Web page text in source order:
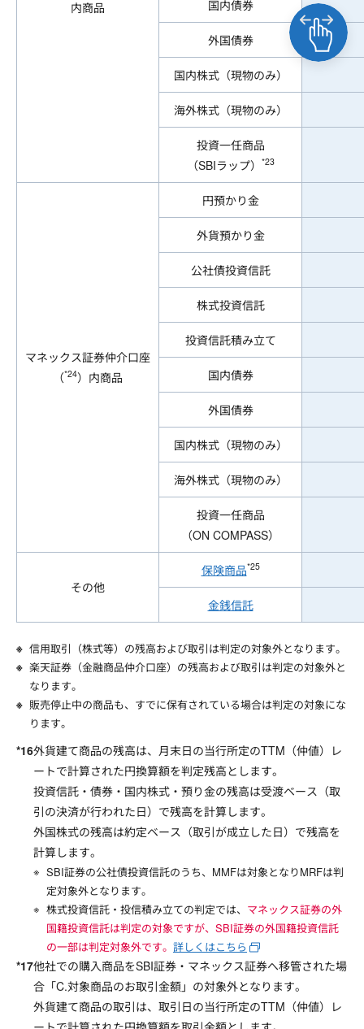
内商品 国内債券
外国債券
国内株式（現物のみ）
海外株式（現物のみ）
投資一任商品
（SBIラップ） *23
マネックス証券仲介口座
（*24）内商品
円預かり金
外貨預かり金
公社債投資信託
株式投資信託
投資信託積み立て
国内債券
外国債券
国内株式（現物のみ）
海外株式（現物のみ）
投資一任商品
（ON COMPASS）
その他
保険商品*25
金銭信託
信用取引（株式等）の残高および取引は判定の対象外となります。
楽天証券（金融商品仲介口座）の残高および取引は判定の対象外と
なります。
販売停止中の商品も、すでに保有されている場合は判定の対象にな
ります。
外貨建て商品の残高は、月末日の当行所定のTTM（仲値）レ
ートで計算された円換算額を判定残高とします。
投資信託・債券・国内株式・預り金の残高は受渡ベース（取
引の決済が行われた日）で残高を計算します。
外国株式の残高は約定ベース（取引が成立した日）で残高を
計算します。
SBI証券の公社債投資信託のうち、MMFは対象となりMRFは判
定対象外となります。
株式投資信託・投信積み立ての判定では、 マネックス証券の外
国籍投資信託は判定の対象ですが、SBI証券の外国籍投資信託
の一部は判定対象外です。 詳しくはこちら
他社での購入商品をSBI証券・マネックス証券へ移管された場
合「C.対象商品のお取引金額」の対象外となります。
外貨建て商品の取引は、取引日の当行所定のTTM（仲値）レ